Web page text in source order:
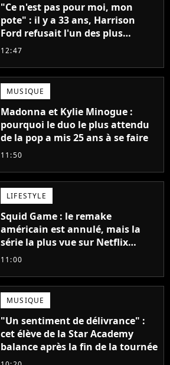
"Ce n'est pas pour moi, mon
pote" : il y a 33 ans, Harrison
Ford refusait l'un des plus
grands succès de tous les temps
12:47
MUSIQUE
Madonna et Kylie Minogue :
pourquoi le duo le plus attendu
de la pop a mis 25 ans à se faire
11:50
LIFESTYLE
Squid Game : le remake
américain est annulé, mais la
série la plus vue sur Netflix
pourrait avoir une version
11:00
MUSIQUE
"Un sentiment de délivrance" :
cet élève de la Star Academy
balance après la fin de la tournée